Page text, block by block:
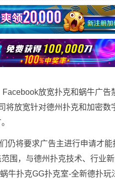
将放宽针对德州扑克和加密数
仍将要求广告主进行申请才
围，与德州扑克技术、行业
牛扑克GG扑克室-全新德扑玩